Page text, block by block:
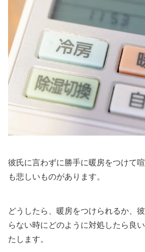
彼氏に言わずに勝手に暖房をつけて
も悲しいものがあります。
どうしたら、暖房をつけられるか、
らない時にどのように対処したら良
たします。